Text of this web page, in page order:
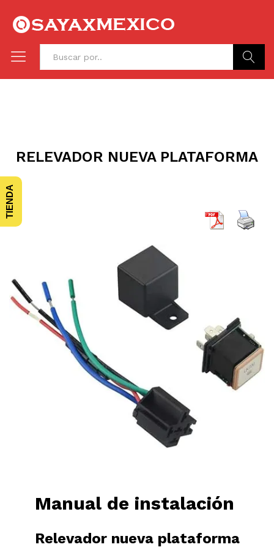
RELEVADOR NUEVA PLATAFORMA
Manual de instalación
Relevador nueva plataforma
TIENDA